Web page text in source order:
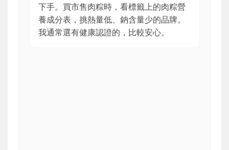
下手。買市售肉粽時，看標籤上的肉粽營
養成分表，挑熱量低、鈉含量少的品牌。
我通常選有健康認證的，比較安心。